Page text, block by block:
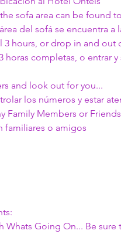
sofa area can be found
del sofá se encuentra a
hours, or drop in and out
horas completas, o entrar
and look out for you...
los números y estar
Family Members or Friends
familiares o amigos
Going On... Be sure